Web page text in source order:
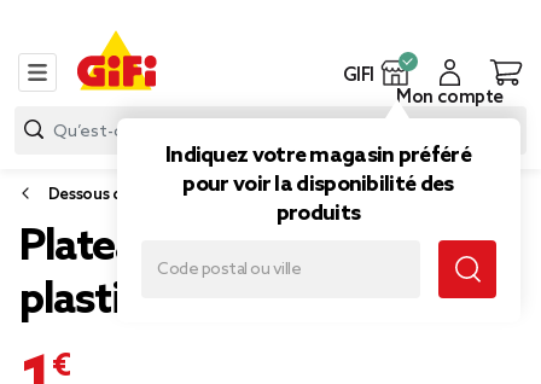
GIFI
Indiquez votre magasin préféré
pour voir la disponibilité des
produits
Mon compte
Dessous de plat et plateau
Plateau rectangulaire
plastique gris 29x40cm
1,49 €